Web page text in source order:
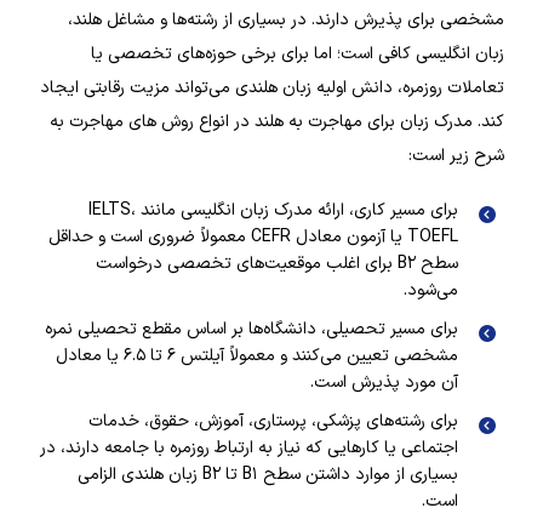
مشخصی برای پذیرش دارند. در بسیاری از رشته‌ها و مشاغل هلند،
زبان انگلیسی کافی است؛ اما برای برخی حوزه‌های تخصصی یا
تعاملات روزمره، دانش اولیه زبان هلندی می‌تواند مزیت رقابتی ایجاد
کند. مدرک زبان برای مهاجرت به هلند در انواع روش های مهاجرت به
شرح زیر است:
برای مسیر کاری، ارائه مدرک زبان انگلیسی مانند IELTS،
TOEFL یا آزمون معادل CEFR معمولاً ضروری است و حداقل
سطح B۲ برای اغلب موقعیت‌های تخصصی درخواست
می‌شود.
برای مسیر تحصیلی، دانشگاه‌ها بر اساس مقطع تحصیلی نمره
مشخصی تعیین می‌کنند و معمولاً آیلتس ۶ تا ۶.۵ یا معادل
آن مورد پذیرش است.
برای رشته‌های پزشکی، پرستاری، آموزش، حقوق، خدمات
اجتماعی یا کارهایی که نیاز به ارتباط روزمره با جامعه دارند، در
بسیاری از موارد داشتن سطح B۱ تا B۲ زبان هلندی الزامی
است.